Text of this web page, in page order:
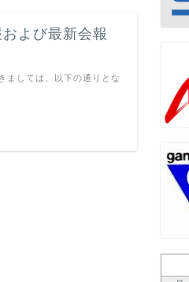
よび最新会報
ましては、以下の通りとな